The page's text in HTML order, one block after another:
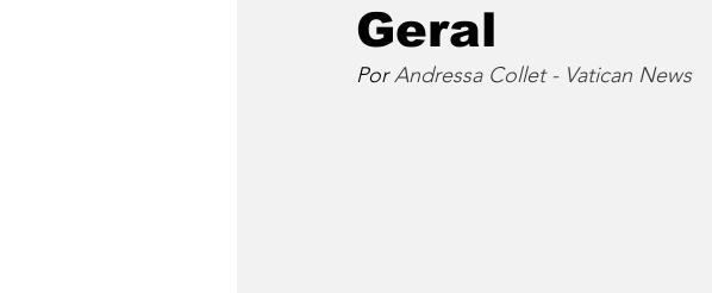
Geral
Por Andressa Collet - Vatican News